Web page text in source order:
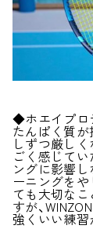
◆ホエイプロ
たんぱく質
しずつ厳し
ごく感じて
ングに影響
ーニングをや
ても大切な
すが、
強くいい練習